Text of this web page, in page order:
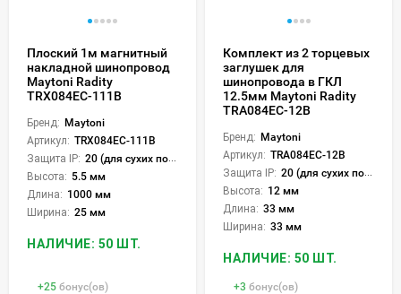
Плоский 1м магнитный
накладной шинопровод
Maytoni Radity
TRX084EC-111B
Бренд: Maytoni
Артикул: TRX084EC-111B
Защита IP: 20 (для сухих пом.)
Высота: 5.5 мм
Длина: 1000 мм
Ширина: 25 мм
НАЛИЧИЕ: 50 ШТ.
+25 бонус(ов)
Комплект из 2 торцевых
заглушек для
шинопровода в ГКЛ
12.5мм Maytoni Radity
TRA084EC-12B
Бренд: Maytoni
Артикул: TRA084EC-12B
Защита IP: 20 (для сухих пом.)
Высота: 12 мм
Длина: 33 мм
Ширина: 33 мм
НАЛИЧИЕ: 50 ШТ.
+3 бонус(ов)